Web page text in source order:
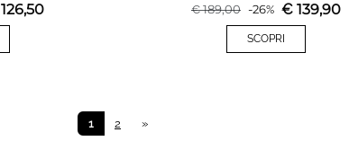
126,50 €189,00 -26% € 139,90
SCOPRI
1 2 »